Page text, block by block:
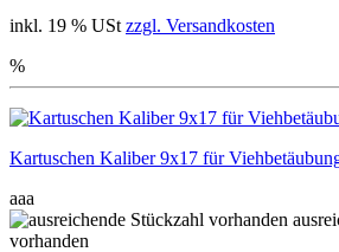
inkl. 19 % USt zzgl. Versandkosten
%
Kartuschen Kaliber 9x17 für
aaa
vorhanden